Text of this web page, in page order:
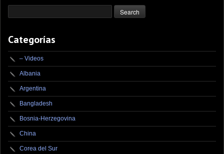
Categorías
– Videos
Albania
Argentina
Bangladesh
Bosnia-Herzegovina
China
Corea del Sur